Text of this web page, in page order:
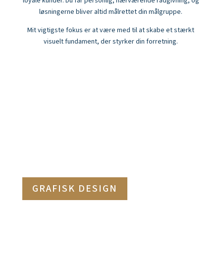
løsningerne bliver altid målrettet din målgruppe.
Mit vigtigste fokus er at være med til at skabe et stærkt
visuelt fundament, der styrker din forretning.
GRAFISK DESIGN